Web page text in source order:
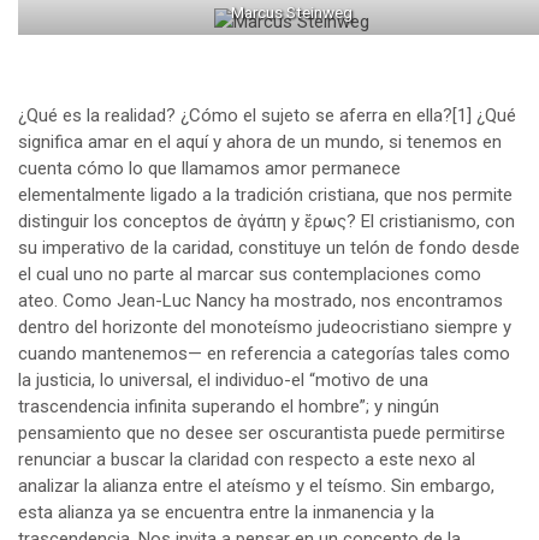
Marcus Steinweg
¿Qué es la realidad? ¿Cómo el sujeto se aferra en ella?[1] ¿Qué
significa amar en el aquí y ahora de un mundo, si tenemos en
cuenta cómo lo que llamamos amor permanece
elementalmente ligado a la tradición cristiana, que nos permite
distinguir los conceptos de ἀγάπη y ἔρως? El cristianismo, con
su imperativo de la caridad, constituye un telón de fondo desde
el cual uno no parte al marcar sus contemplaciones como
ateo. Como Jean-Luc Nancy ha mostrado, nos encontramos
dentro del horizonte del monoteísmo judeocristiano siempre y
cuando mantenemos— en referencia a categorías tales como
la justicia, lo universal, el individuo-el “motivo de una
trascendencia infinita superando el hombre”; y ningún
pensamiento que no desee ser oscurantista puede permitirse
renunciar a buscar la claridad con respecto a este nexo al
analizar la alianza entre el ateísmo y el teísmo. Sin embargo,
esta alianza ya se encuentra entre la inmanencia y la